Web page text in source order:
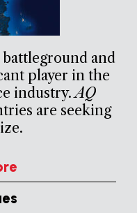
and
player in the
industry.AQ
are seeking